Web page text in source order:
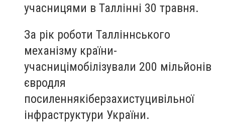
учасницями в Таллінні 30 травня.
За рік роботи Талліннського
механізму країни-
учасницімобілізували 200 мільйонів
євродля
посиленнякіберзахистуцивільної
інфраструктури України.